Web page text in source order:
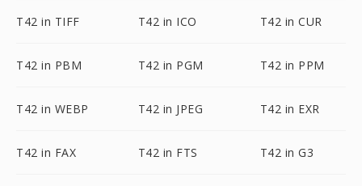
T42 in TIFF T42 in ICO T42 in CUR
T42 in PBM T42 in PGM T42 in PPM
T42 in WEBP T42 in JPEG T42 in EXR
T42 in FAX T42 in FTS T42 in G3